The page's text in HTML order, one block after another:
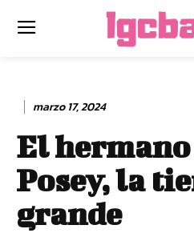
marzo 17, 2024
El
Posey, la
grande